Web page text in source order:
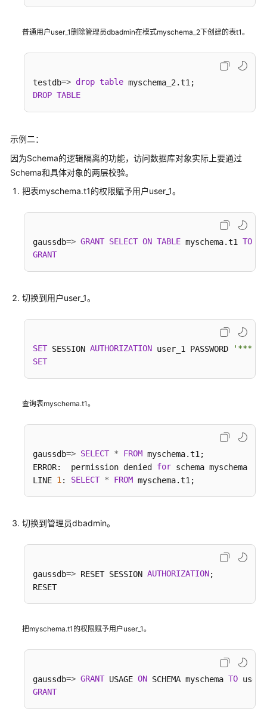
区
普通用户user_1删除管理员dbadmin在模式myschema_2下创建的表t1。
testdb=> drop table
DROP TABLE
示例二：
因为Schema的逻辑隔离的功能，访问数据库对象实际上要通过
Schema和具体对象的两层校验。
把表myschema.t1的权限赋予用户user_1。
gaussdb=> GRANT SELECT ON TABLE myschema.t1 TO
GRANT
切换到用户user_1。
SET SESSION AUTHORIZATION user_1 PASSWORD
SET
查询表myschema.t1。
gaussdb=> SELECT * FROM myschema.t1;
ERROR:  permission denied for schema myschema
LINE 1: SELECT * FROM
切换到管理员dbadmin。
gaussdb=> RESET SESSION AUTHORIZATION;
把myschema.t1的权限赋予用户user_1。
gaussdb=> GRANT USAGE ON SCHEMA myschema TO
GRANT